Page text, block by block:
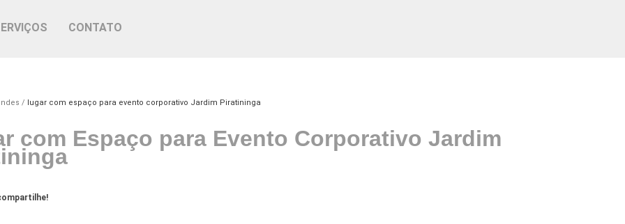
CONTATO
lugar com espaço para evento corporativo Jardim Piratininga
com Espaço para Evento Corporativo Jardim